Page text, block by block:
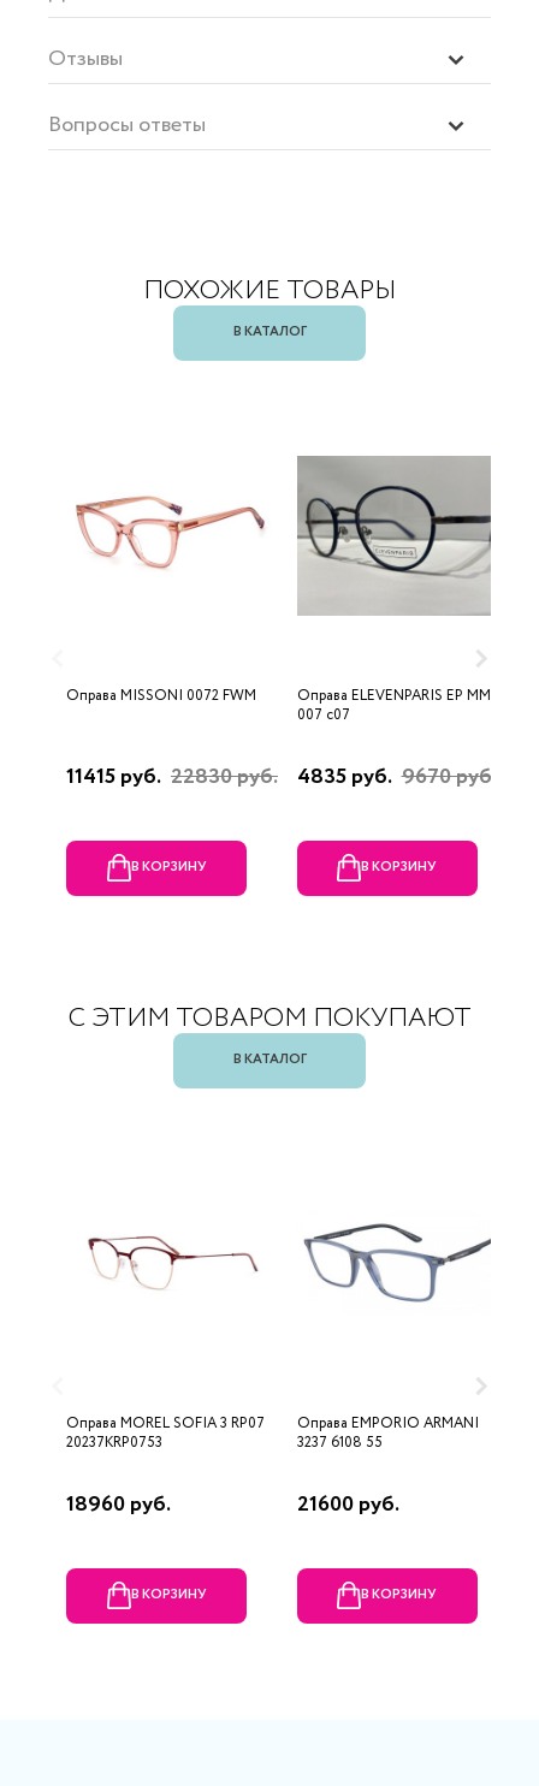
Отзывы
Вопросы ответы
ПОХОЖИЕ ТОВАРЫ
В КАТАЛОГ
Оправа MISSONI 0072 FWM
11415 руб. 22830 руб.
В КОРЗИНУ
Оправа ELEVENPARIS EP MM
007 c07
4835 руб. 9670 руб.
В КОРЗИНУ
С ЭТИМ ТОВАРОМ ПОКУПАЮТ
В КАТАЛОГ
Оправа MOREL SOFIA 3 RP07
20237KRP0753
18960 руб.
В КОРЗИНУ
Оправа EMPORIO ARMANI
3237 6108 55
21600 руб.
В КОРЗИНУ